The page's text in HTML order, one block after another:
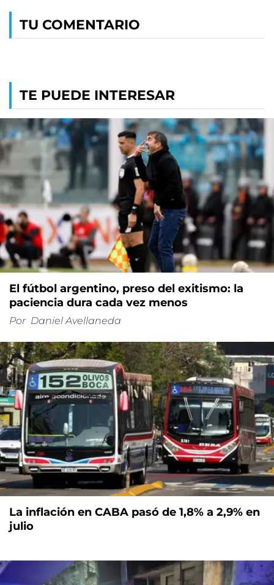
TU COMENTARIO
TE PUEDE INTERESAR
El fútbol argentino, preso del exitismo: la
paciencia dura cada vez menos
Por Daniel Avellaneda
La inflación en CABA pasó de 1,8% a 2,9% en
julio